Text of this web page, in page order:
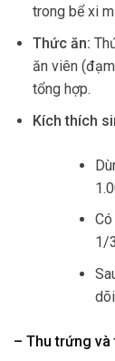
trong bể xi
Thức ăn:
ăn viên
tổng hợp.
Kích thích
1/
– Thu trứng và